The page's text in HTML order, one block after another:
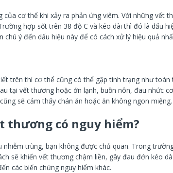
cơ thể khi xảy ra phản ứng viêm. Với những vết
hợp sốt trên 38 độ C và kéo dài thì đó là dấu
chú ý đến dấu hiệu này để có cách xử lý hiệu quả
trên thì cơ thể cũng có thể gặp tình trạng như toàn
tại vết thương hoặc ớn lạnh, buồn nôn, đau nhức
sẽ cảm thấy chán ăn hoặc ăn không ngon miệng.
thương có nguy hiểm?
nhiễm trùng, bạn không được chủ quan. Trong
sẽ khiến vết thương chậm liền, gây đau đớn kéo
các biến chứng nguy hiểm khác.